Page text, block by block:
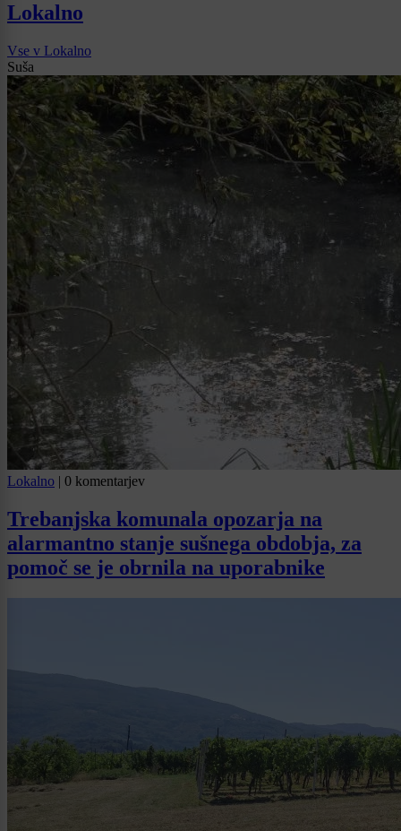
Lokalno
Vse v Lokalno
Suša
Lokalno | 0 komentarjev
Trebanjska komunala opozarja na
alarmantno stanje sušnega obdobja, za
pomoč se je obrnila na uporabnike